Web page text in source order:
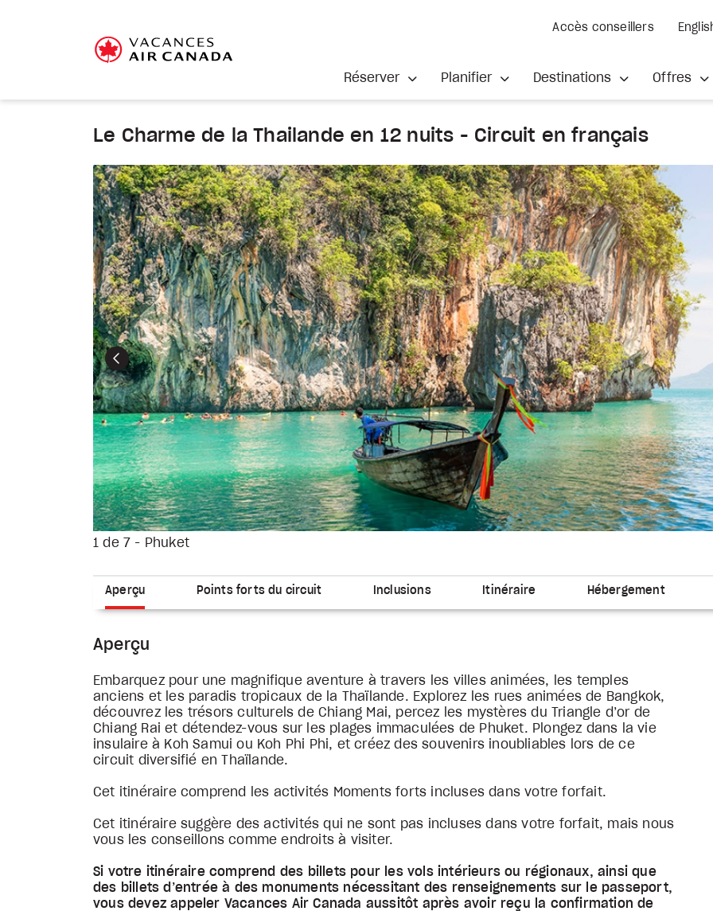
Accès conseillers
Réserver Planifier Destinations Offres
Le Charme de la Thailande en 12 nuits - Circuit en français
1 de 7 - Phuket
Précédent
Aperçu Points forts du circuit Inclusions Itinéraire Hébergement
Aperçu
Embarquez pour une magnifique aventure à travers les villes animées, les temples
anciens et les paradis tropicaux de la Thaïlande. Explorez les rues animées de Bangkok,
découvrez les trésors culturels de Chiang Mai, percez les mystères du Triangle d’or de
Chiang Rai et détendez-vous sur les plages immaculées de Phuket. Plongez dans la vie
insulaire à Koh Samui ou Koh Phi Phi, et créez des souvenirs inoubliables lors de ce
circuit diversifié en Thaïlande.
Cet itinéraire comprend les activités Moments forts incluses dans votre forfait.
Cet itinéraire suggère des activités qui ne sont pas incluses dans votre forfait, mais nous
vous les conseillons comme endroits à visiter.
Si votre itinéraire comprend des billets pour les vols intérieurs ou régionaux, ainsi que
des billets d’entrée à des monuments nécessitant des renseignements sur le passeport,
vous devez appeler Vacances Air Canada aussitôt après avoir reçu la confirmation de